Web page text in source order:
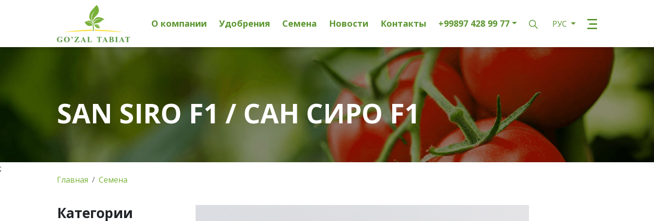
О компании Удобрения Семена Новости Контакты +99897 428 99 77 РУС
SAN SIRO F1 / САН СИРО F1
;
Главная
Семена
Категории